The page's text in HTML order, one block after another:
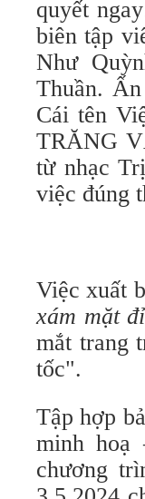
quyết
biên tập
Như
Thuần.
Cái tên
TRĂNG
từ nhạc
việc đúng
Việc xuất
xám mặt
mắt trang
tốc".
Tập hợp
minh hoạ
chương